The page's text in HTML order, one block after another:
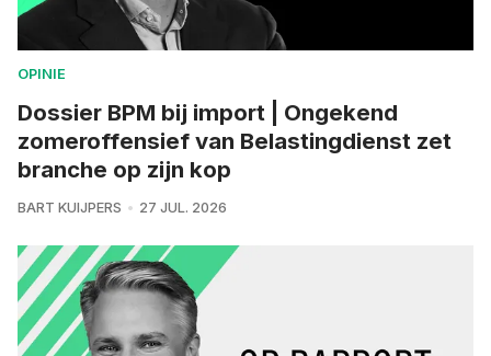
OPINIE
Dossier BPM bij import | Ongekend
zomeroffensief van Belastingdienst zet
branche op zijn kop
BART KUIJPERS 27 JUL. 2026